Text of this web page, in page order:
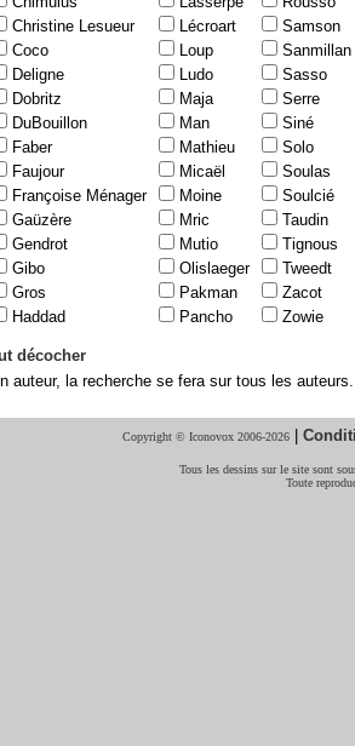
Christine Lesueur Lécroart
Samson
Coco Loup
Sanmillan
Deligne Ludo
Sasso
Dobritz Maja
Serre
DuBouillon Man
Siné
Faber Mathieu
Solo
Faujour Micaël
Soulas
Françoise Ménager Moine
Soulcié
Gaüzère Mric
Taudin
Gendrot Mutio
Tignous
Gibo Olislaeger
Tweedt
Gros Pakman
Zacot
Haddad Pancho Zowie
décocher
auteur, la recherche se fera sur tous les auteurs.
Copyright © Iconovox 2006-2026 |
Tous les dessins sur le site sont
Toute